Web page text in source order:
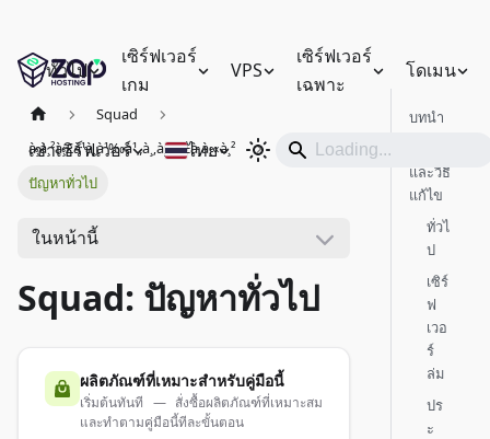
ทั่วไป
เซิร์ฟเวอร์
เกม
VPS
เซิร์ฟเวอร์
เฉพาะ
โดเมน
เช่าเซิร์ฟเวอร์ ไทย
Squad
à¸à¸²à¸£à¹à¸à¹‰à¹„à¸‚à¸›à¸±à¸à¸«à¸²
ปัญหาทั่วไป
ในหน้านี้
Squad: ปัญหาทั่วไป
ผลิตภัณฑ์ที่เหมาะสำหรับคู่มือนี้
เริ่มต้นทันที — สั่งซื้อผลิตภัณฑ์ที่เหมาะสม
และทำตามคู่มือนี้ทีละขั้นตอน
บทนำ
และวิธี
แก้ไข
ทั่วไ
ป
เซิร์
ฟ
เวอ
ร์
ล่ม
ปร
ะ